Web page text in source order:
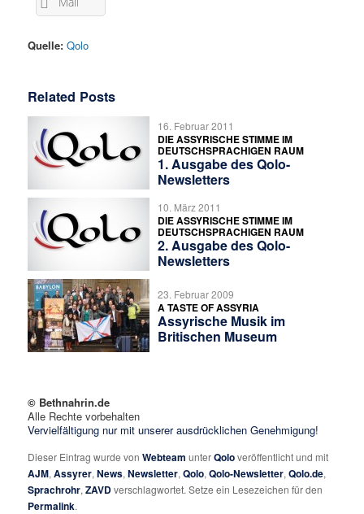
Quelle: Qolo
Related Posts
16. Februar 2011
DIE ASSYRISCHE STIMME IM
DEUTSCHSPRACHIGEN RAUM
1. Ausgabe des Qolo-
Newsletters
10. März 2011
DIE ASSYRISCHE STIMME IM
DEUTSCHSPRACHIGEN RAUM
2. Ausgabe des Qolo-
Newsletters
23. Februar 2009
A TASTE OF ASSYRIA
Assyrische Musik im
Britischen Museum
© Bethnahrin.de
Alle Rechte vorbehalten
Vervielfältigung nur mit unserer ausdrücklichen Genehmigung!
Dieser Eintrag wurde vonWebteam unterQoloveröffentlicht und mit
AJM,Assyrer,News,Newsletter,Qolo,Qolo-Newsletter,Qolo.de,
Sprachrohr,ZAVDverschlagwortet. Setze ein Lesezeichen für den
Permalink.